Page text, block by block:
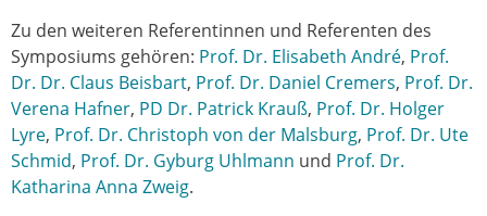
Zu den weiteren Referentinnen und Referenten des
Symposiums gehören: Prof. Dr. Elisabeth André, Prof.
Dr. Dr. Claus Beisbart, Prof. Dr. Daniel Cremers, Prof. Dr.
Verena Hafner, PD Dr. Patrick Krauß, Prof. Dr. Holger
Lyre, Prof. Dr. Christoph von der Malsburg, Prof. Dr. Ute
Schmid, Prof. Dr. Gyburg Uhlmann und Prof. Dr.
Katharina Anna Zweig.